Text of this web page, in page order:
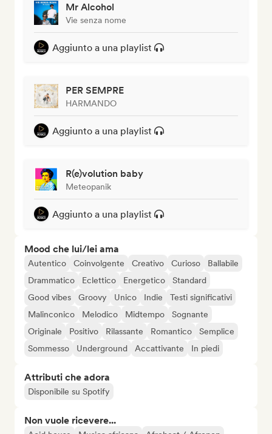
Mr Alcohol
Vie senza nome
Aggiunto a una playlist
PER SEMPRE
HARMANDO
Aggiunto a una playlist
R(e)volution baby
Meteopanik
Aggiunto a una playlist
Mood che lui/lei ama
Autentico Coinvolgente Creativo Curioso
Ballabile
Drammatico
Eclettico Energetico
Standard
Good vibes
Groovy Unico Indie
Testi significativi
Malinconico
Melodico Midtempo
Sognante
Originale
Positivo Rilassante Romantico
Semplice
Sommesso
Underground Accattivante In piedi
Attributi che adora
Disponibile su Spotify
Non vuole ricevere...